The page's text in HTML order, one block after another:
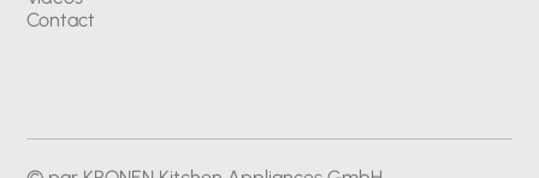
Contact